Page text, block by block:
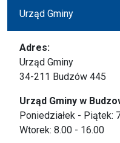
Urząd Gminy
Adres:
Urząd Gminy
34-211 Budzów 445
Urząd Gminy w
Poniedziałek - Piątek:
Wtorek: 8.00 - 16.00